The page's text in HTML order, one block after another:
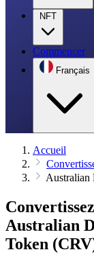
NFT
Commencer
Français
Accueil
Convertissez
Australian
Token